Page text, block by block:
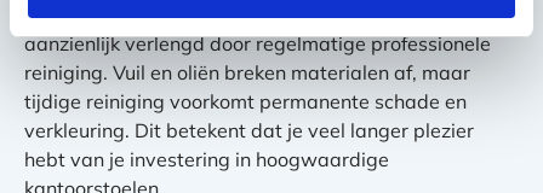
De levensduur van je kantoormeubilair wordt
aanzienlijk verlengd door regelmatige professionele
reiniging. Vuil en oliën breken materialen af, maar
tijdige reiniging voorkomt permanente schade en
verkleuring. Dit betekent dat je veel langer plezier
hebt van je investering in hoogwaardige
kantoorstoelen.